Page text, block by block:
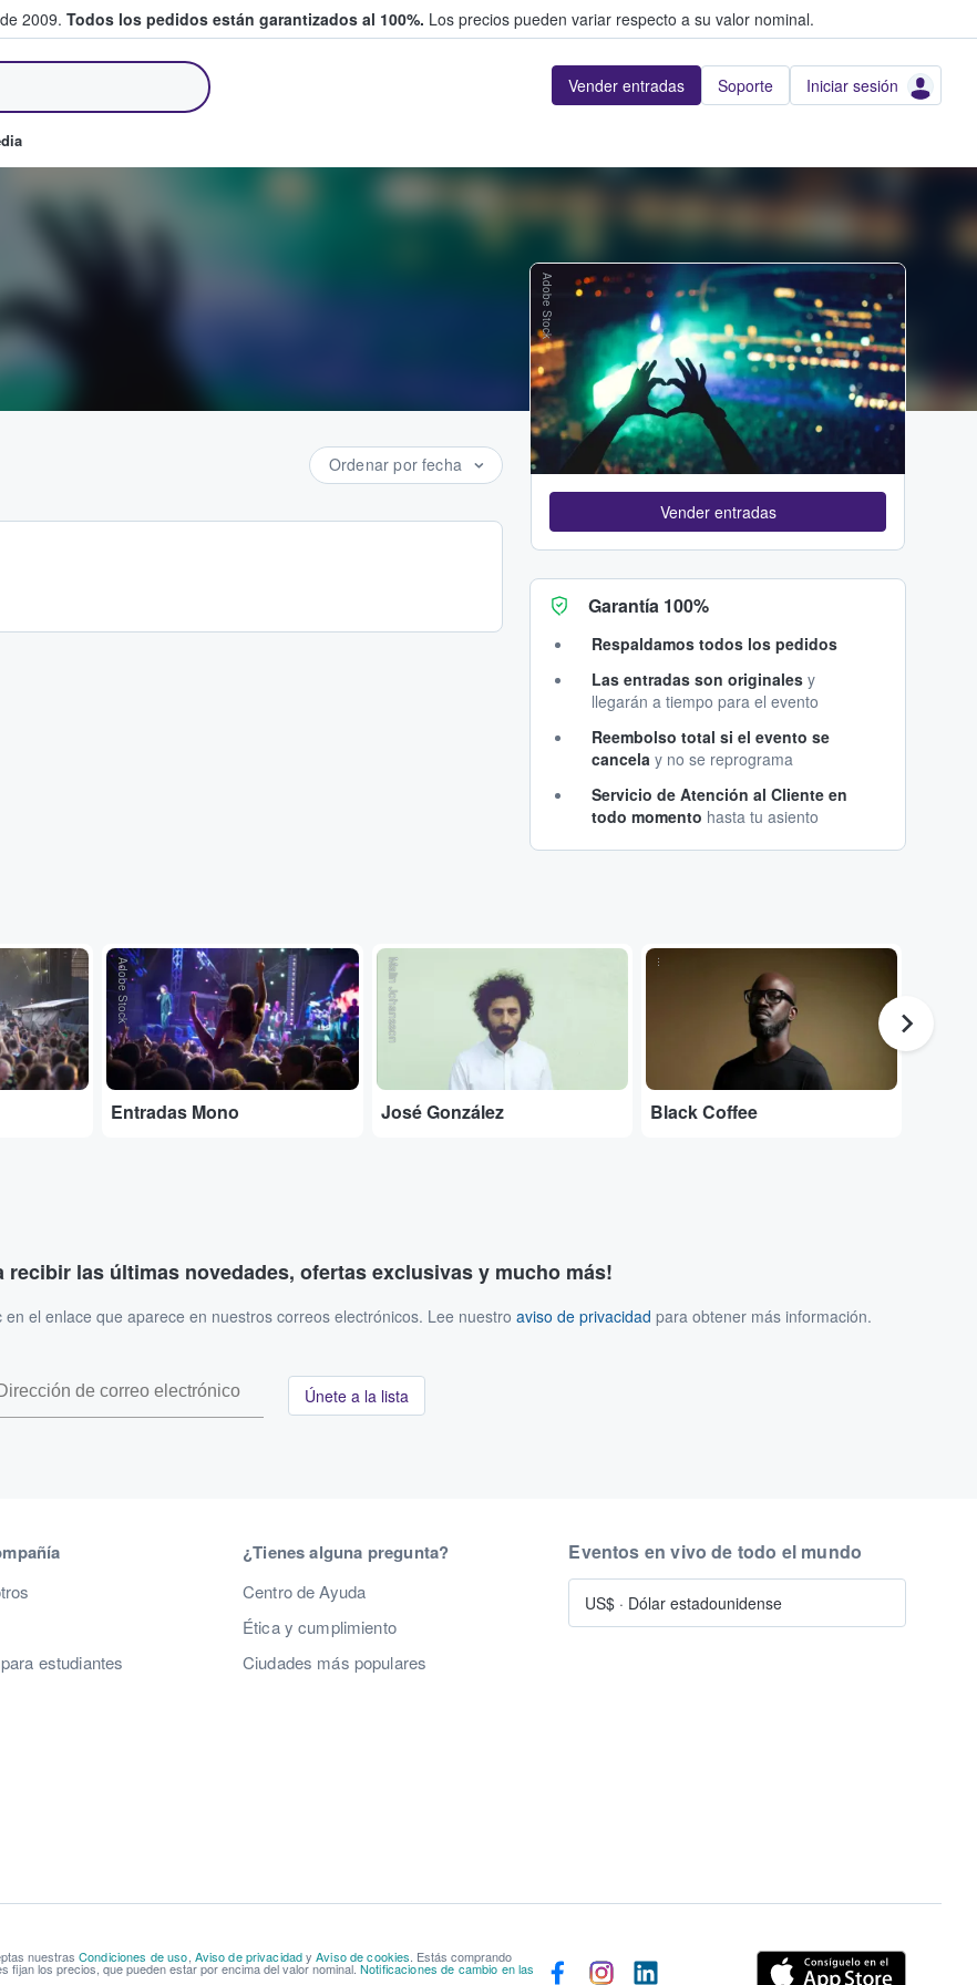
2009. Todos los pedidos están garantizados al 100%. Los precios pueden variar respecto a su valor nominal.
entre fans Vender entradas Soporte Iniciar sesión
Ordenar por fecha
Adobe Stock
Vender entradas
Garantía 100%
Respaldamos todos los pedidos
Las entradas son originales y
llegarán a tiempo para el evento
Reembolso total si el evento se
cancela y no se reprograma
Servicio de Atención al Cliente en
todo momento hasta tu asiento
Adobe Stock
Entradas Mono
Malin Johansson
José González
...
Black Coffee
recibir las últimas novedades, ofertas exclusivas y mucho más!
el enlace que aparece en nuestros correos electrónicos. Lee nuestro aviso de privacidad para obtener más información.
Únete a la lista
estudiantes
¿Tienes alguna pregunta?
Centro de Ayuda
Ética y cumplimiento
Ciudades más populares
Eventos en vivo de todo el mundo
US$ · Dólar estadounidense
nuestras Condiciones de uso Aviso de privacidadyAviso de cookies . Estás comprando
los precios, que pueden estar por encima del valor nominal. Notificaciones de cambio en las